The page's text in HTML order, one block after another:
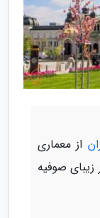
از معماری
صوفیه